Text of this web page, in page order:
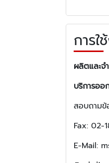
การใ
ผลิตและ
บริการอ
สอบถาม
Fax: 02-
E-Mail: